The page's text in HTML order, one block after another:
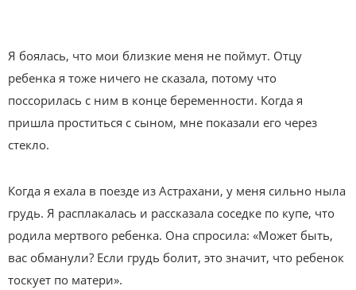
Я боялась, что мои близкие меня не поймут. Отцу
ребенка я тоже ничего не сказала, потому что
поссорилась с ним в конце беременности. Когда я
пришла проститься с сыном, мне показали его через
стекло.
Когда я ехала в поезде из Астрахани, у меня сильно ныла
грудь. Я расплакалась и рассказала соседке по купе, что
родила мертвого ребенка. Она спросила: «Может быть,
вас обманули? Если грудь болит, это значит, что ребенок
тоскует по матери».